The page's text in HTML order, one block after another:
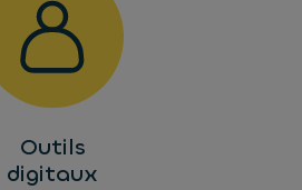
Outils
digitaux